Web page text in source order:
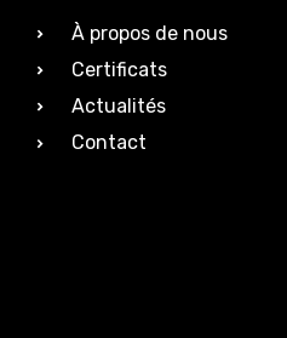
À propos de nous
Certificats
Actualités
Contact